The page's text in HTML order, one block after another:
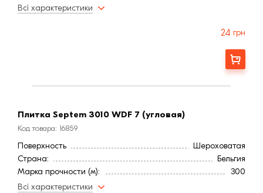
Длина, мм:
Полнотелый
Бельгия
300
Всі характеристики
24 грн
Заказать
Плитка Septem 3010 WDF 7 (угловая)
Код товара: 16859
Поверхность
Шероховатая
Страна:
Бельгия
Марка прочности (м):
300
Цвет
Всі характеристики